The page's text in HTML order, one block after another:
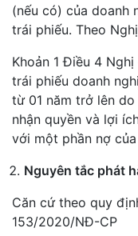
(nếu có) của doanh
trái phiếu. Theo
Khoản 1 Điều 4
trái phiếu doanh
từ 01 năm trở lên
nhận quyền và lợi
với một phần nợ
Nguyên tắc phát
Căn cứ theo quy
153/2020/NĐ-CP